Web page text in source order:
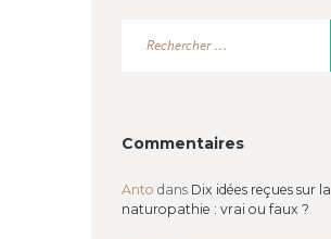
Commentaires
Anto dans Dix idées reçues sur la
naturopathie : vrai ou faux ?